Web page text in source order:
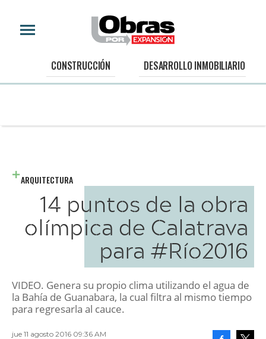
CONSTRUCCIÓN DESARROLLO INMOBILIARIO
ARQUITECTURA
14 puntos de la obra
olímpica de Calatrava
para #Río2016
VIDEO. Genera su propio clima utilizando el agua de
la Bahía de Guanabara, la cual filtra al mismo tiempo
para regresarla al cauce.
jue 11 agosto 2016 09:36 AM